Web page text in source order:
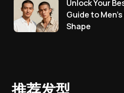
Unlock Your
Guide to
Shape